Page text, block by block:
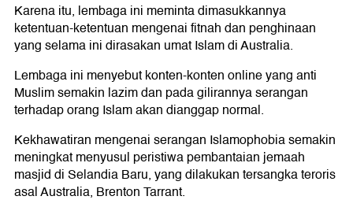
Karena itu, lembaga ini meminta dimasukkannya
ketentuan-ketentuan mengenai fitnah dan penghinaan
yang selama ini dirasakan umat Islam di Australia.
Lembaga ini menyebut konten-konten online yang anti
Muslim semakin lazim dan pada gilirannya serangan
terhadap orang Islam akan dianggap normal.
Kekhawatiran mengenai serangan Islamophobia semakin
meningkat menyusul peristiwa pembantaian jemaah
masjid di Selandia Baru, yang dilakukan tersangka teroris
asal Australia, Brenton Tarrant.